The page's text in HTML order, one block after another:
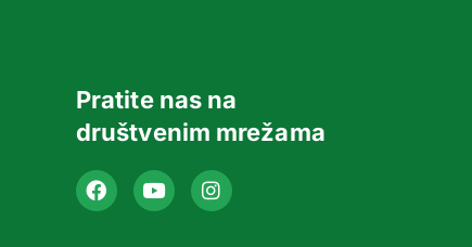
Pratite nas na
društvenim mrežama